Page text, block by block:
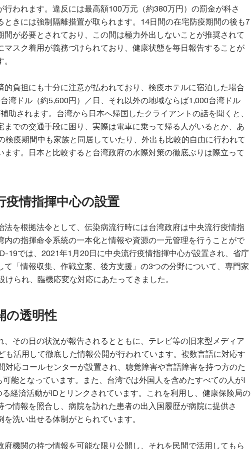
行われます。違反には最高額100万元（約380万円）の罰金が科さ
ときには強制隔離措置が取られます。14日間の在宅防疫期間の後も7
間が必要とされており、この間は極力外出しないことが推奨されて
マスク着用が義務づけられており、健康状態を毎日報告することが
的負担にも十分に注意が払われており、検疫ホテルに宿泊した場合
湾ドル（約5,600円）／日、それ以外の地域ならば1,000台湾ドル
助されます。台湾から日本へ帰国したクライアントの話を聞くと、
までの交通手段に困り、実際は電車に乗って帰る人がいるとか、あ
検疫期間中も家族と同居していたり、外出も比較的自由に行われて
ます。日本と比較すると台湾政府の水際対策の徹底ぶりは際立って
疫情指揮中心の設置
法を根拠法令として、伝染病流行時には台湾政府は中央流行疫情指
内の指揮命令系統の一本化と情報や資源の一元管理を行うことがで
19では、2021年1月20日に中央流行疫情指揮中心が設置され、省庁
て「情報収集、作戦立案、後方支援」の3つの分野について、専門家
けられ、臨機応変な対応にあたってきました。
の透明性
、その日の状況が報告されるとともに、テレビ等の旧来型メディア
も活用して徹底した情報公開が行われています。複数言語に対応す
対応コールセンターが設置され、聴覚障害や言語障害を持つ方のた
可能となっています。また、台湾では外国人を含めたすべての人がI
経済活動がIDとリンクされています。これを利用し、健康保険局の
つ情報を照合し、病院を訪れた患者の出入国履歴が病院に提供さ
洗い出せる体制がとられています。
府機関の持つ情報を可能な限り公開し、それを民間で活用してもら